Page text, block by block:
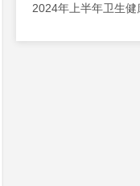
2024年上半年卫生